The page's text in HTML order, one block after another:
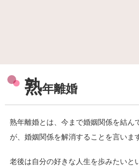
熟年離婚
熟年離婚とは、今まで婚姻関係を結ん
が、婚姻関係を解消することを言いま
老後は自分の好きな人生を歩みたいと